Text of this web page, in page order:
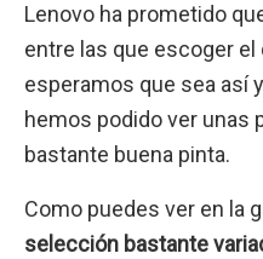
Lenovo ha prometido
entre las que escoger el
esperamos que sea así
hemos podido ver unas
bastante buena pinta.
Como puedes ver en la
selección bastante